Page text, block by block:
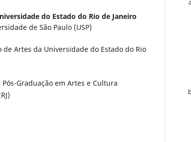
do Estado do Rio de Janeiro
de São Paulo (USP)
Artes da Universidade do Estado do Rio
Graduação em Artes e Cultura